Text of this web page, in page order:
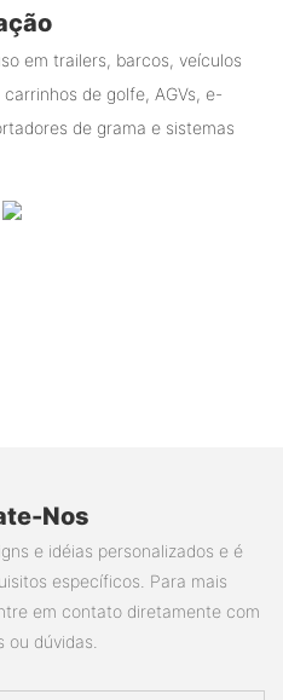
em trailers, barcos, veículos
de golfe, AGVs, e-
de grama e sistemas
Nos
e idéias personalizados e é
específicos. Para mais
em contato diretamente com
ou dúvidas.